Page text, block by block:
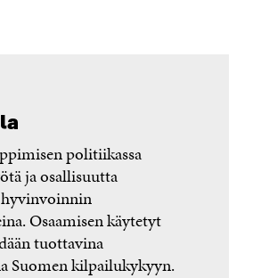
politiikassa
ja osallisuutta
Osaamisen käytetyt
tuottavina
Suomen kilpailukykyyn.